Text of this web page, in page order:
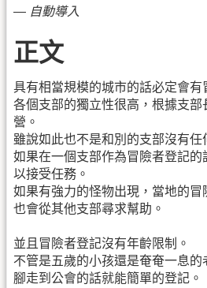
— 自動導入
正文
具有相當規模的城市的話必定會有
各個支部的獨立性很高，根據支部
營。
雖說如此也不是和別的支部沒有任
如果在一個支部作為冒險者登記
以接受任務。
如果有強力的怪物出現，當地的冒
也會從其他支部尋求幫助。
並且冒險者登記沒有年齡限制。
不管是五歲的小孩還是奄奄一息
腳走到公會的話就能簡單的登記。